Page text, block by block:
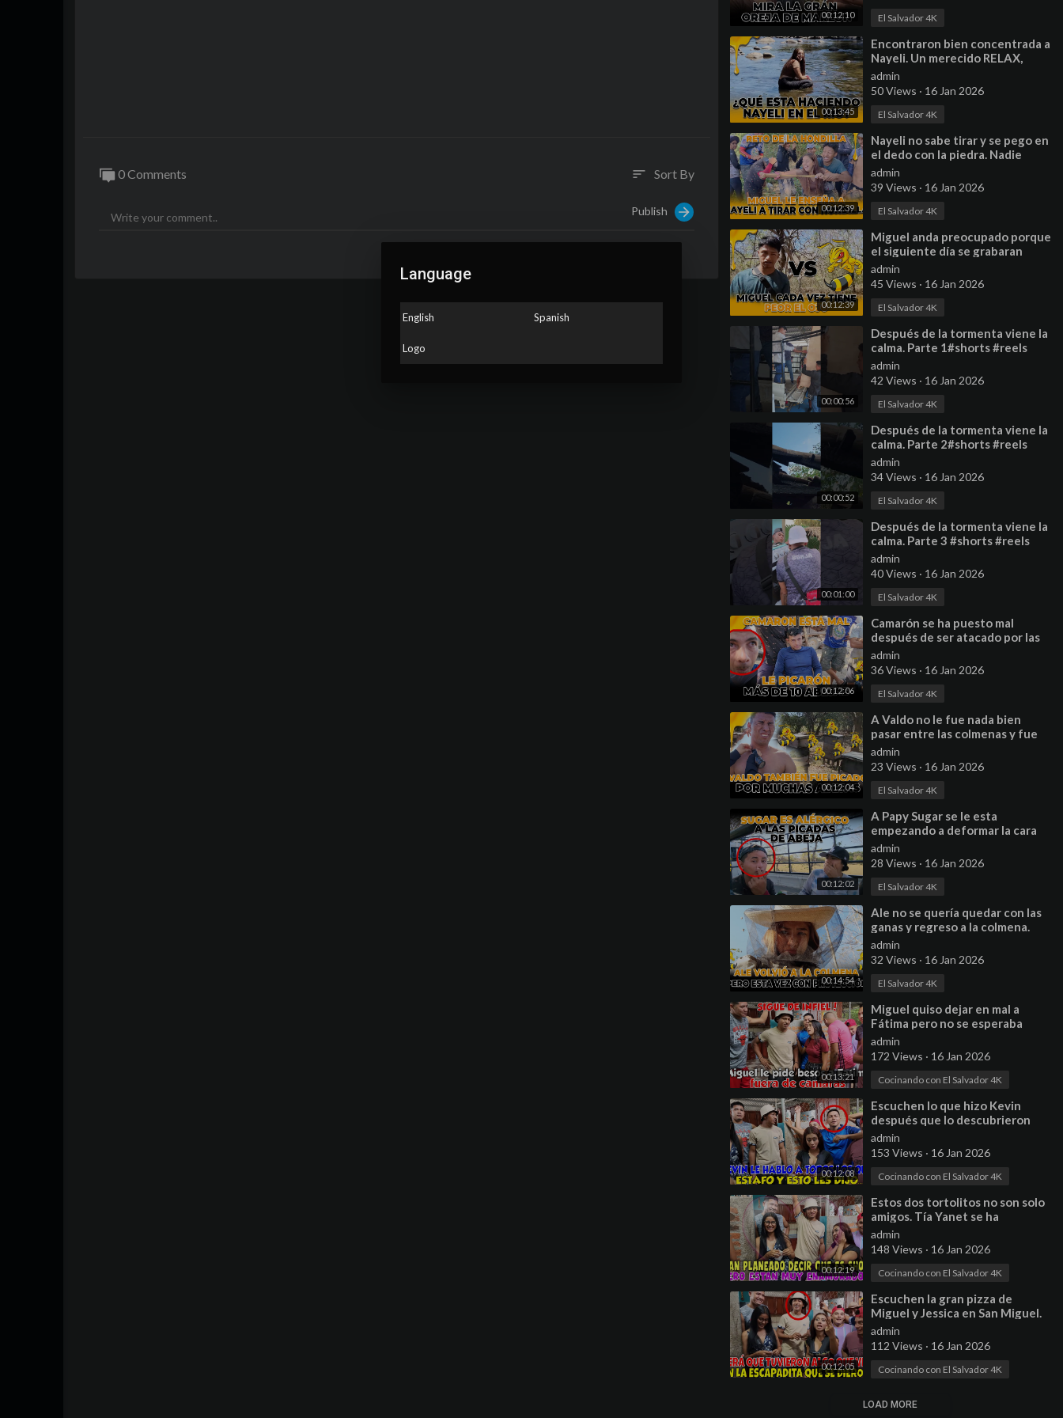
00:12:10 El Salvador 4K
00:13:45
⁣Encontraron bien concentrada a
Nayeli. Un merecido RELAX,
luego a seguir con la aventura.
admin
50 Views · 16 Jan 2026
El Salvador 4K
00:12:39
⁣Nayeli no sabe tirar y se pego en
el dedo con la piedra. Nadie
logra tirar la botella.
admin
39 Views · 16 Jan 2026
El Salvador 4K
00:12:39
⁣Miguel anda preocupado porque
el siguiente día se grabaran
series y anda todo hinchado.
admin
45 Views · 16 Jan 2026
El Salvador 4K
00:00:56
⁣Después de la tormenta viene la
calma. Parte 1#shorts #reels
#ayudasocial
admin
42 Views · 16 Jan 2026
El Salvador 4K
00:00:52
⁣Después de la tormenta viene la
calma. Parte 2#shorts #reels
#ayudasocial
admin
34 Views · 16 Jan 2026
El Salvador 4K
00:01:00
⁣Después de la tormenta viene la
calma. Parte 3 #shorts #reels
#ayudasocial
admin
40 Views · 16 Jan 2026
El Salvador 4K
00:12:06
⁣Camarón se ha puesto mal
después de ser atacado por las
abejas. La plaga esta
preocupada.
admin
36 Views · 16 Jan 2026
El Salvador 4K
00:12:04
⁣A Valdo no le fue nada bien
pasar entre las colmenas y fue
atacado por muchas abejas.
admin
23 Views · 16 Jan 2026
El Salvador 4K
00:12:02
⁣A Papy Sugar se le esta
empezando a deformar la cara
por las picadas. Regresamos a las
colmenas.
admin
28 Views · 16 Jan 2026
El Salvador 4K
00:14:54
⁣Ale no se quería quedar con las
ganas y regreso a la colmena.
Nos divertimos mucho en esta
aventura.
admin
32 Views · 16 Jan 2026
El Salvador 4K
00:13:21
⁣Miguel quiso dejar en mal a
Fátima pero no se esperaba
esto. Que pálida anda Bessy.
Parte 1
admin
172 Views · 16 Jan 2026
Cocinando con El Salvador 4K
00:12:08
⁣Escuchen lo que hizo Kevin
después que lo descubrieron
que es estafador. Daysi tiene
algo de Sapo P2
admin
153 Views · 16 Jan 2026
Cocinando con El Salvador 4K
00:12:19
⁣Estos dos tortolitos no son solo
amigos. Tía Yanet se ha
enamorado de Henry. Parte 5
admin
148 Views · 16 Jan 2026
Cocinando con El Salvador 4K
00:12:05
⁣Escuchen la gran pizza de
Miguel y Jessica en San Miguel.
SE ESCAPARON DE SUS
CUARTOS. Parte 7
admin
112 Views · 16 Jan 2026
Cocinando con El Salvador 4K
LOAD MORE
0 Comments sort Sort By
Publish
Language
English Spanish
Logo